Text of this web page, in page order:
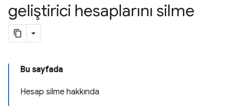
geliştirici hesaplarını silme
Bu sayfada
Hesap silme hakkında